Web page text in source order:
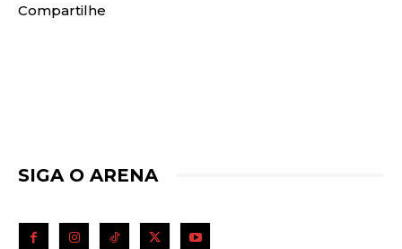
Compartilhe
SIGA O ARENA